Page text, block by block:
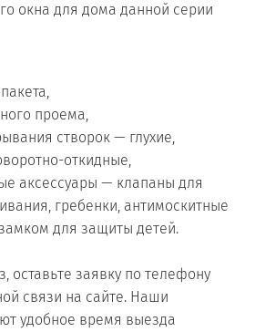
окна для дома данной серии
проема,
створок — глухие,
откидные,
аксессуары — клапаны для
гребенки, антимоскитные
для защиты детей.
оставьте заявку по телефону
связи на сайте. Наши
удобное время выезда